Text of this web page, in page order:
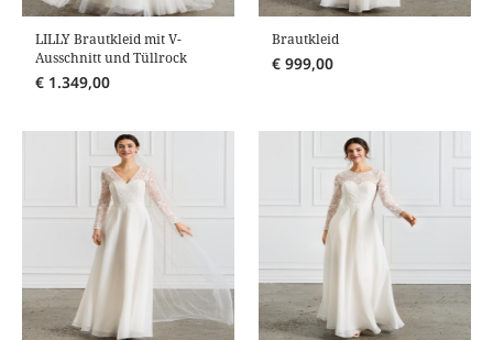
LILLY Brautkleid mit V-
Ausschnitt und Tüllrock
€ 1.349,00
Brautkleid
€ 999,00